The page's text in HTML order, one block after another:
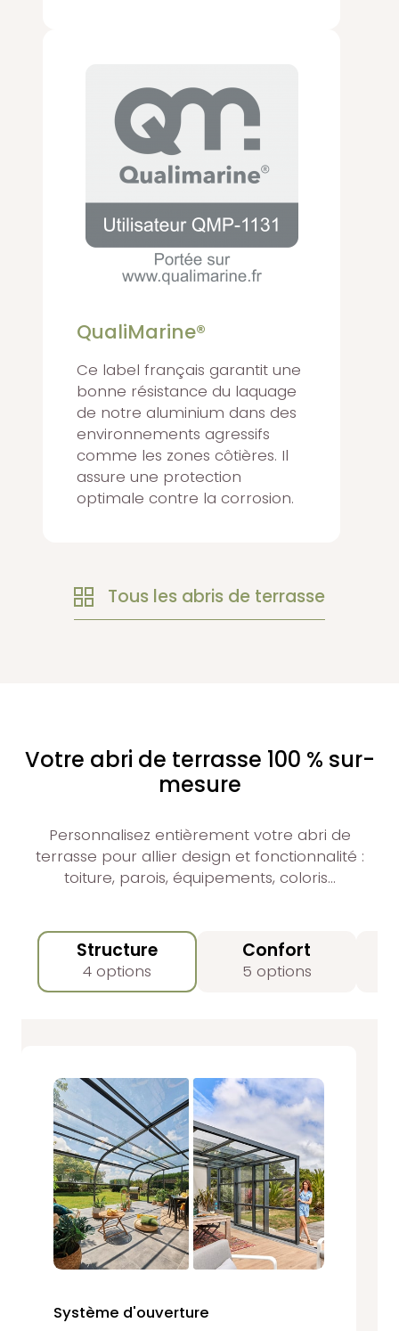
QualiMarine®
Ce label français garantit une
bonne résistance du laquage
de notre aluminium dans des
environnements agressifs
comme les zones côtières. Il
assure une protection
optimale contre la corrosion.
Tous les abris de terrasse
Votre abri de terrasse 100 % sur-
mesure
Personnalisez entièrement votre abri de
terrasse pour allier design et fonctionnalité :
toiture, parois, équipements, coloris…
Structure
4 options
Confort
5 options
Système d'ouverture